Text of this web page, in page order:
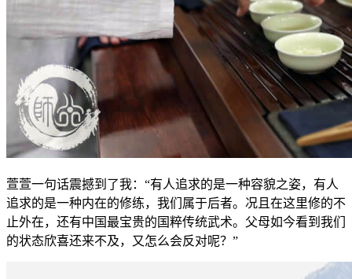
萱萱一句话震撼到了我：“有人追求的是一种容貌之姿，有人
追求的是一种内在的修练，我们属于后者。况且在这里修的不
止外在，还有中国最宝贵的国粹传统武术。父母如今看到我们
的状态欣喜还来不及，又怎么会反对呢？”